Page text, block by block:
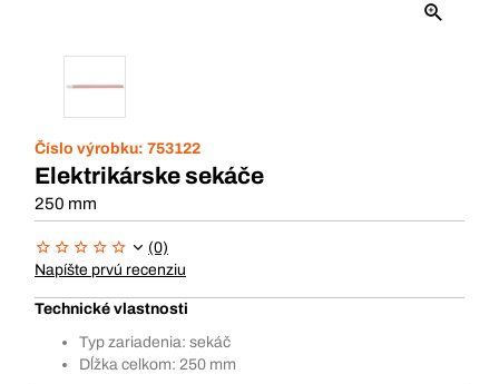
Číslo výrobku: 753122
Elektrikárske sekáče
250 mm
(0)
Napíšte prvú recenziu
Technické vlastnosti
Typ zariadenia: sekáč
Dĺžka celkom: 250 mm